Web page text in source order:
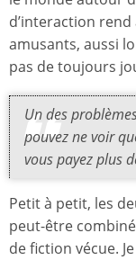
d’interaction
amusants, aussi
pas de toujours
Un des
pouvez ne voir
vous payez plus
Petit à petit, les
peut-être
de fiction vécue.